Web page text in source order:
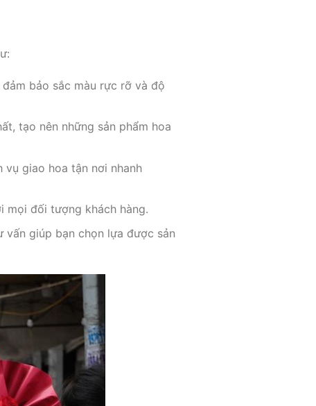
bảo sắc màu rực rỡ và độ
tạo nên những sản phẩm hoa
vụ giao hoa tận nơi nhanh
mọi đối tượng khách hàng.
vấn giúp bạn chọn lựa được sản